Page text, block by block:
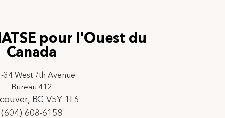
pour l'Ouest du
Canada
34 West 7th Avenue
Bureau 412
BC V5Y 1L6
(604) 608-6158